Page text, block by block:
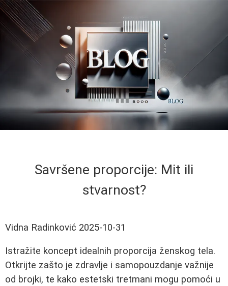
Savršene proporcije: Mit ili
stvarnost?
Vidna Radinković 2025-10-31
Istražite koncept idealnih proporcija ženskog tela.
Otkrijte zašto je zdravlje i samopouzdanje važnije
od brojki, te kako estetski tretmani mogu pomoći u